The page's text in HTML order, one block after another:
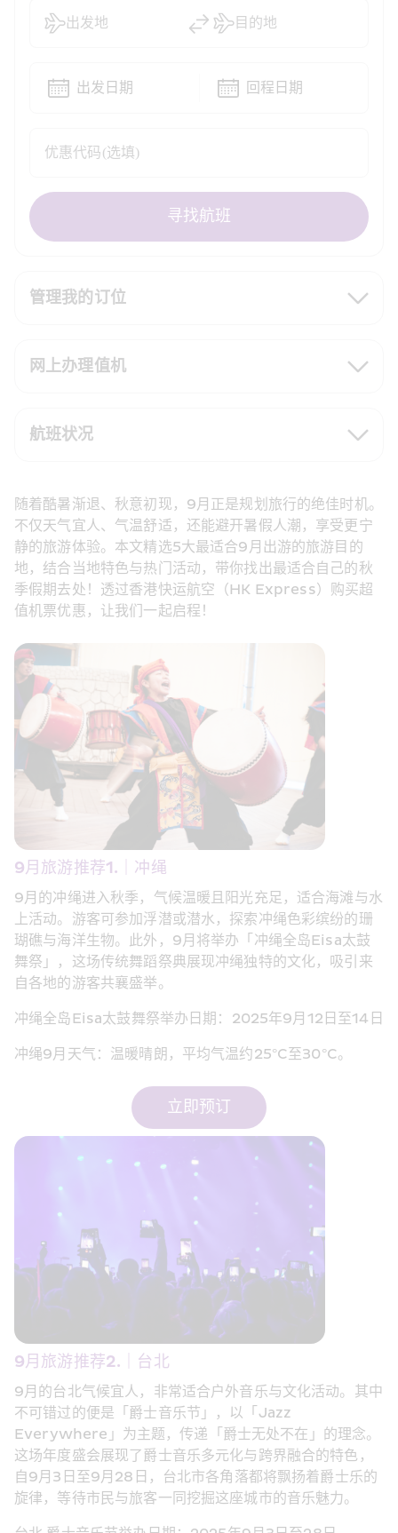
管理我的订位
网上办理值机
航班状况
优惠代码(选填)
出发地 目的地
出发日期 回程日期
寻找航班
随着酷暑渐退、秋意初现，9月正是规划旅行的绝佳时机。
不仅天气宜人、气温舒适，还能避开暑假人潮，享受更宁
静的旅游体验。本文精选5大最适合9月出游的旅游目的
地，结合当地特色与热门活动，带你找出最适合自己的秋
季假期去处！透过香港快运航空（HK Express）购买超
值机票优惠，让我们一起启程！
9月旅游推荐1.｜冲绳
9月的冲绳进入秋季，气候温暖且阳光充足，适合海滩与水
上活动。游客可参加浮潜或潜水，探索冲绳色彩缤纷的珊
瑚礁与海洋生物。此外，9月将举办「冲绳全岛Eisa太鼓
舞祭」，这场传统舞蹈祭典展现冲绳独特的文化，吸引来
自各地的游客共襄盛举。
冲绳全岛Eisa太鼓舞祭举办日期：2025年9月12日至14日
冲绳9月天气：温暖晴朗，平均气温约25°C至30°C。
立即预订
9月旅游推荐2.｜台北
9月的台北气候宜人，非常适合户外音乐与文化活动。其中
不可错过的便是「爵士音乐节」，以「Jazz
Everywhere」为主题，传递「爵士无处不在」的理念。
这场年度盛会展现了爵士音乐多元化与跨界融合的特色，
自9月3日至9月28日，台北市各角落都将飘扬着爵士乐的
旋律，等待市民与旅客一同挖掘这座城市的音乐魅力。